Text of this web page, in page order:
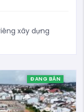
xây dựng
ĐANG BÁN